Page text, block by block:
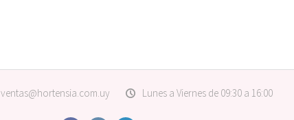
ventas@hortensia.com.uy Lunes a Viernes de 09:30 a 16:00